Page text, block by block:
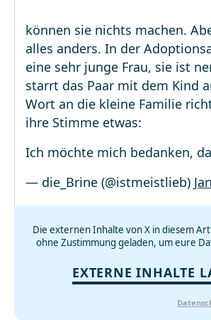
können sie nichts machen.
alles anders. In der
eine sehr junge Frau, sie ist
starrt das Paar mit dem Kind
Wort an die kleine Familie
ihre Stimme etwas:
Ich möchte mich bedanken,
— die_Brine (@istmeistlieb)
Die externen Inhalte von X in diesem
ohne Zustimmung geladen, um eure
EXTERNE INHALTE